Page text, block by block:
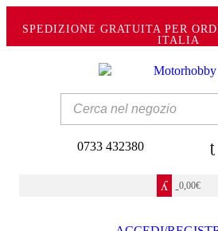
SPEDIZIONE GRATUITA PER
ITALIA
Products
search
0733 432380
0,00€